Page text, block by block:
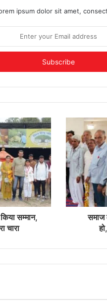
ipsum dolor sit amet,
सम्मान,
चारा
समाज